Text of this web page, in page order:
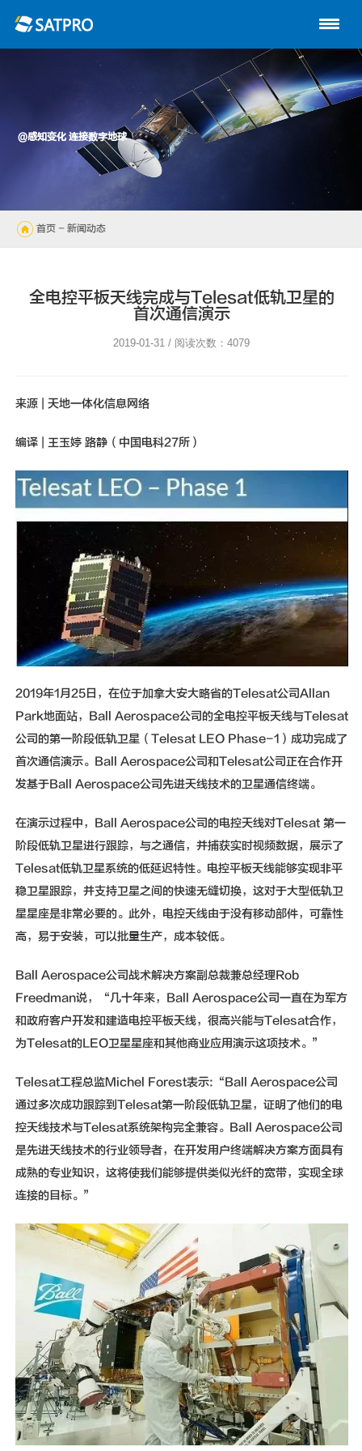
关于星展
动中通系列
@感知变化 连接数字地球
首页 - 新闻动态
全电控平板天线完成与Telesat低轨卫星的
首次通信演示
2019-01-31 / 阅读次数：4079
来源 | 天地一体化信息网络
编译 | 王玉婷 路静（中国电科27所）
2019年1月25日，在位于加拿大安大略省的Telesat公司Allan
Park地面站，Ball Aerospace公司的全电控平板天线与Telesat
公司的第一阶段低轨卫星（Telesat LEO Phase-1）成功完成了
首次通信演示。Ball Aerospace公司和Telesat公司正在合作开
发基于Ball Aerospace公司先进天线技术的卫星通信终端。
在演示过程中，Ball Aerospace公司的电控天线对Telesat 第一
阶段低轨卫星进行跟踪，与之通信，并捕获实时视频数据，展示了
Telesat低轨卫星系统的低延迟特性。电控平板天线能够实现非平
稳卫星跟踪，并支持卫星之间的快速无缝切换，这对于大型低轨卫
星星座是非常必要的。此外，电控天线由于没有移动部件，可靠性
高，易于安装，可以批量生产，成本较低。
Ball Aerospace公司战术解决方案副总裁兼总经理Rob
Freedman说，“几十年来，Ball Aerospace公司一直在为军方
和政府客户开发和建造电控平板天线，很高兴能与Telesat合作，
为Telesat的LEO卫星星座和其他商业应用演示这项技术。”
Telesat工程总监Michel Forest表示:“Ball Aerospace公司
通过多次成功跟踪到Telesat第一阶段低轨卫星，证明了他们的电
控天线技术与Telesat系统架构完全兼容。Ball Aerospace公司
是先进天线技术的行业领导者，在开发用户终端解决方案方面具有
成熟的专业知识，这将使我们能够提供类似光纤的宽带，实现全球
连接的目标。”